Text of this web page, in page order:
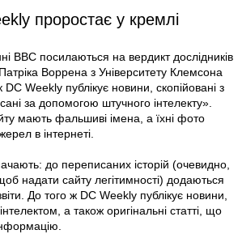
проростає у кремлі
BBC посилаються на вердикт дослідників
Воррена з Університету Клемсона
Weekly публікує новини, скопійовані з
за допомогою штучного інтелекту».
мають фальшиві імена, а їхні фото
в інтернеті.
до переписаних історій (очевидно,
надати сайту легітимності) додаються
До того ж DC Weekly публікує новини,
а також оригінальні статті, що